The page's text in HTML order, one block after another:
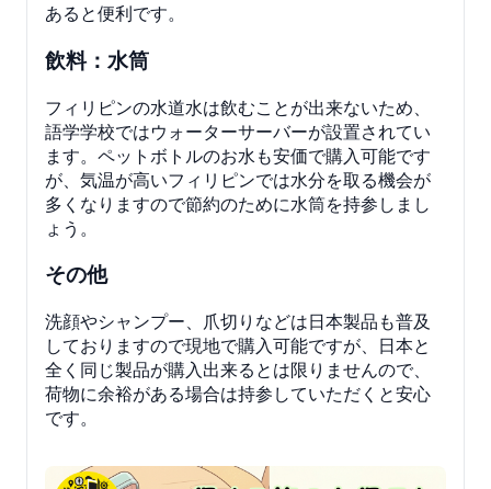
あると便利です。
飲料：水筒
フィリピンの水道水は飲むことが出来ないため、
語学学校ではウォーターサーバーが設置されてい
ます。ペットボトルのお水も安価で購入可能です
が、気温が高いフィリピンでは水分を取る機会が
多くなりますので節約のために水筒を持参しまし
ょう。
その他
洗顔やシャンプー、爪切りなどは日本製品も普及
しておりますので現地で購入可能ですが、日本と
全く同じ製品が購入出来るとは限りませんので、
荷物に余裕がある場合は持参していただくと安心
です。